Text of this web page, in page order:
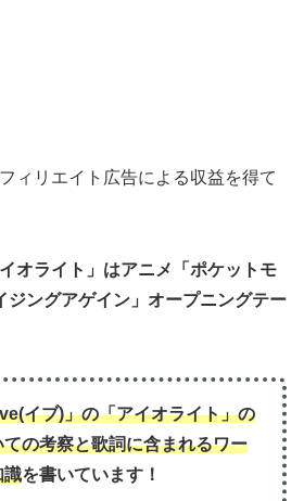
ィリエイト広告による収益を得て
オライト」はアニメ「ポケットモ
ジングアゲイン」オープニングテー
イブ)」の「アイオライト」の
ての考察と歌詞に含まれるワー
識を書いています！